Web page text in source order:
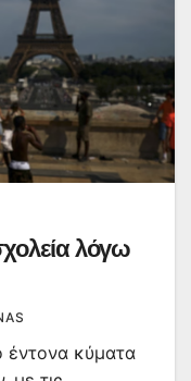
λόγω
έντονα κύματα